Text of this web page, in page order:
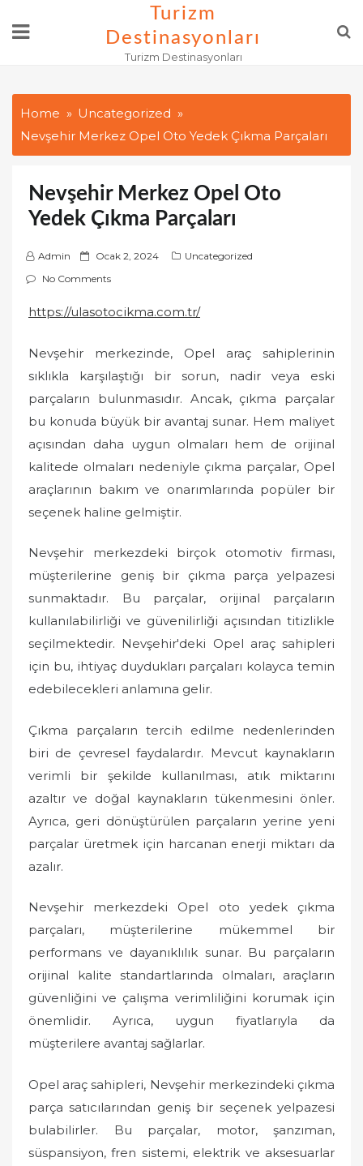
Turizm
Destinasyonları
Turizm Destinasyonları
Home
Uncategorized
Nevşehir Merkez Opel Oto Yedek Çıkma Parçaları
Nevşehir Merkez Opel Oto
Yedek Çıkma Parçaları
Admin
P
o
t
o
Ocak 2, 2024
Uncategorized
No Comments
https://ulasotocikma.com.tr/
Nevşehir merkezinde, Opel araç sahiplerinin
sıklıkla karşılaştığı bir sorun, nadir veya eski
parçaların bulunmasıdır. Ancak, çıkma parçalar
bu konuda büyük bir avantaj sunar. Hem maliyet
açısından daha uygun olmaları hem de orijinal
kalitede olmaları nedeniyle çıkma parçalar, Opel
araçlarının bakım ve onarımlarında popüler bir
seçenek haline gelmiştir.
Nevşehir merkezdeki birçok otomotiv firması,
müşterilerine geniş bir çıkma parça yelpazesi
sunmaktadır. Bu parçalar, orijinal parçaların
kullanılabilirliği ve güvenilirliği açısından titizlikle
seçilmektedir. Nevşehir'deki Opel araç sahipleri
için bu, ihtiyaç duydukları parçaları kolayca temin
edebilecekleri anlamına gelir.
Çıkma parçaların tercih edilme nedenlerinden
biri de çevresel faydalardır. Mevcut kaynakların
verimli bir şekilde kullanılması, atık miktarını
azaltır ve doğal kaynakların tükenmesini önler.
Ayrıca, geri dönüştürülen parçaların yerine yeni
parçalar üretmek için harcanan enerji miktarı da
azalır.
Nevşehir merkezdeki Opel oto yedek çıkma
parçaları, müşterilerine mükemmel bir
performans ve dayanıklılık sunar. Bu parçaların
orijinal kalite standartlarında olmaları, araçların
güvenliğini ve çalışma verimliliğini korumak için
önemlidir. Ayrıca, uygun fiyatlarıyla da
müşterilere avantaj sağlarlar.
Opel araç sahipleri, Nevşehir merkezindeki çıkma
parça satıcılarından geniş bir seçenek yelpazesi
bulabilirler. Bu parçalar, motor, şanzıman,
süspansiyon, fren sistemi, elektrik ve aksesuarlar